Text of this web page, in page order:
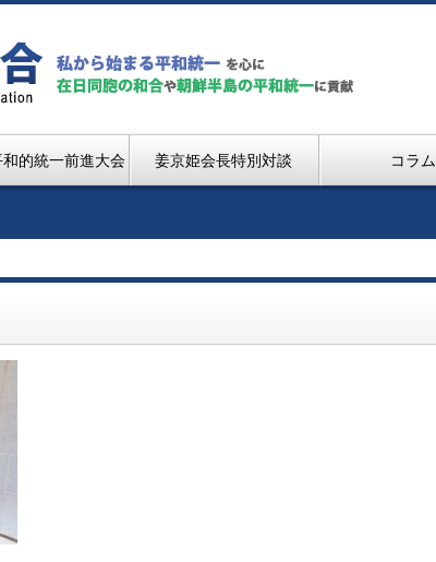
的統一前進大会 姜京姫会長特別対談 コラム